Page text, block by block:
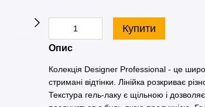
Купити
Опис
Колекція Designer Professional - це
стримані відтінки. Лінійка розкриває
Текстура гель-лаку є щільною і